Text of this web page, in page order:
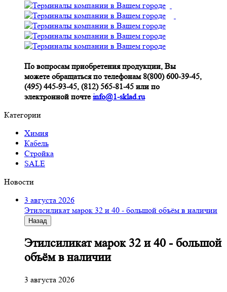
По вопросам приобретения продукции, Вы
можете обращаться по телефонам 8(800) 600-39-45,
(495) 445-93-45, (812) 565-81-45 или по
электронной почтеinfo@1-sklad.ru
Категории
Химия
Кабель
Стройка
SALE
Новости
3 августа 2026
Этилсиликат марок 32 и 40 - большой объём в наличии
Назад
Этилсиликат марок 32 и 40 - большой
объём в наличии
3 августа 2026